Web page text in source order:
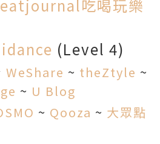
吃喝玩樂
(Level 4)
WeShare ~ theZtyle ~
~ U Blog
~ Qooza ~ 大眾點